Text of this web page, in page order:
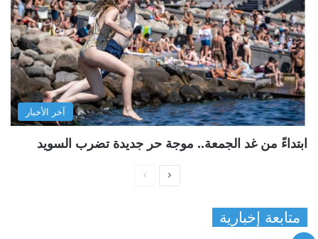
آخر الأخبار
ابتداءً من غد الجمعة.. موجة حر جديدة تضرب السويد
متابعة إخبارية